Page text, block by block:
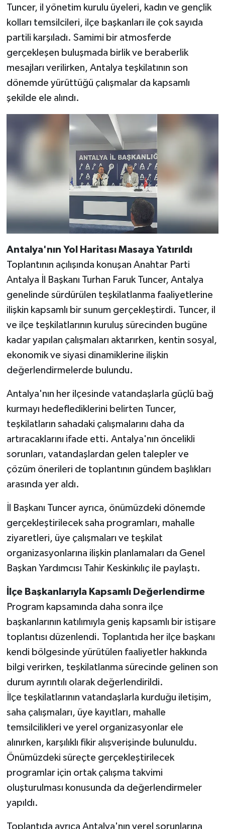
Tuncer, il yönetim kurulu üyeleri, kadın ve gençlik
kolları temsilcileri, ilçe başkanları ile çok sayıda
partili karşıladı. Samimi bir atmosferde
gerçekleşen buluşmada birlik ve beraberlik
mesajları verilirken, Antalya teşkilatının son
dönemde yürüttüğü çalışmalar da kapsamlı
şekilde ele alındı.
Antalya'nın Yol Haritası Masaya Yatırıldı
Toplantının açılışında konuşan Anahtar Parti
Antalya İl Başkanı Turhan Faruk Tuncer, Antalya
genelinde sürdürülen teşkilatlanma faaliyetlerine
ilişkin kapsamlı bir sunum gerçekleştirdi. Tuncer, il
ve ilçe teşkilatlarının kuruluş sürecinden bugüne
kadar yapılan çalışmaları aktarırken, kentin sosyal,
ekonomik ve siyasi dinamiklerine ilişkin
değerlendirmelerde bulundu.
Antalya'nın her ilçesinde vatandaşlarla güçlü bağ
kurmayı hedeflediklerini belirten Tuncer,
teşkilatların sahadaki çalışmalarını daha da
artıracaklarını ifade etti. Antalya'nın öncelikli
sorunları, vatandaşlardan gelen talepler ve
çözüm önerileri de toplantının gündem başlıkları
arasında yer aldı.
İl Başkanı Tuncer ayrıca, önümüzdeki dönemde
gerçekleştirilecek saha programları, mahalle
ziyaretleri, üye çalışmaları ve teşkilat
organizasyonlarına ilişkin planlamaları da Genel
Başkan Yardımcısı Tahir Keskinkılıç ile paylaştı.
İlçe Başkanlarıyla Kapsamlı Değerlendirme
Program kapsamında daha sonra ilçe
başkanlarının katılımıyla geniş kapsamlı bir istişare
toplantısı düzenlendi. Toplantıda her ilçe başkanı
kendi bölgesinde yürütülen faaliyetler hakkında
bilgi verirken, teşkilatlanma sürecinde gelinen son
durum ayrıntılı olarak değerlendirildi.
İlçe teşkilatlarının vatandaşlarla kurduğu iletişim,
saha çalışmaları, üye kayıtları, mahalle
temsilcilikleri ve yerel organizasyonlar ele
alınırken, karşılıklı fikir alışverişinde bulunuldu.
Önümüzdeki süreçte gerçekleştirilecek
programlar için ortak çalışma takvimi
oluşturulması konusunda da değerlendirmeler
yapıldı.
Toplantıda ayrıca Antalya'nın yerel sorunlarına